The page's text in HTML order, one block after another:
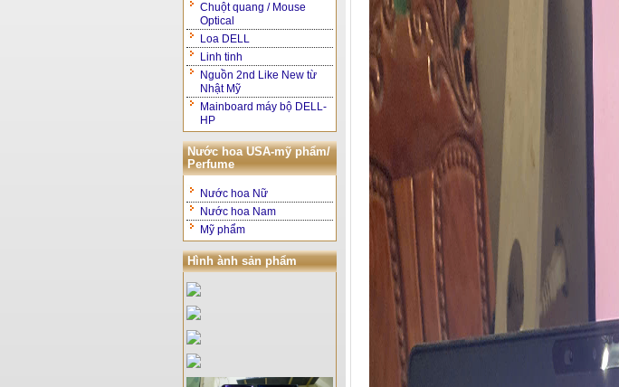
Chuột quang / Mouse
Optical
Loa DELL
Linh tinh
Nguồn 2nd Like New từ
Nhật Mỹ
Mainboard máy bộ DELL-
HP
Nước hoa USA-mỹ phẩm/
Perfume
Nước hoa Nữ
Nước hoa Nam
Mỹ phẩm
Hình ành sản phẩm